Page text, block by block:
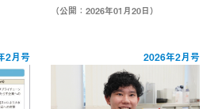
（公開：2026年01月20日）
2月号 2026年2月号